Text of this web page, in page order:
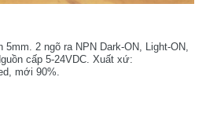
2 ngõ ra NPN Dark-ON, Light-ON,
cấp 5-24VDC. Xuất xứ:
mới 90%.